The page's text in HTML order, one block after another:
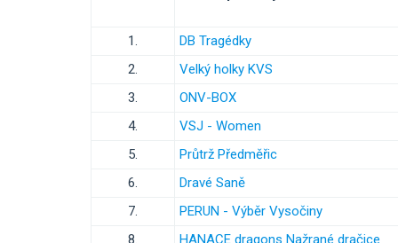
1.
DB Tragédky
2.
Velký holky KVS
3.
ONV-BOX
4.
VSJ - Women
5.
Průtrž Předměřic
6.
Dravé Saně
7.
PERUN - Výběr Vysočiny
8.
HANACE dragons Nažrané dračice